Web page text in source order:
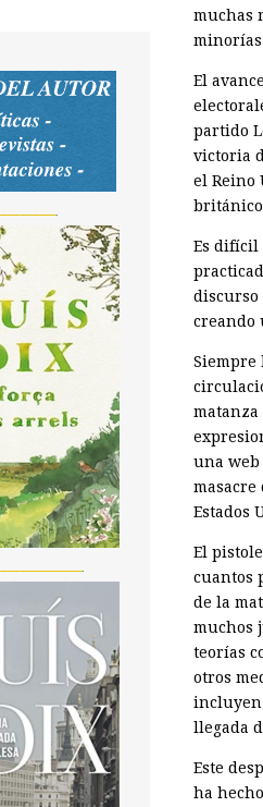
muchas
El
partido
victoria
el Reino
Es difícil
discurso
creando
Siempre
matanza
una web
masacre
Estados
El
cuantos
de la
muchos
teorías
otros
llegada
Este
ha